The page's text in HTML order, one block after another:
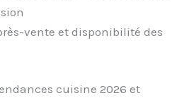
vente et disponibilité des
cuisine 2026 et